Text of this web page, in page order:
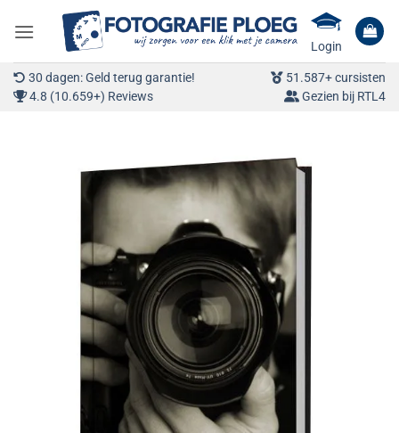
naar
Login
30 dagen: Geld terug garantie!
51.587+ cursisten
4.8 (10.659+) Reviews
Gezien bij RTL4